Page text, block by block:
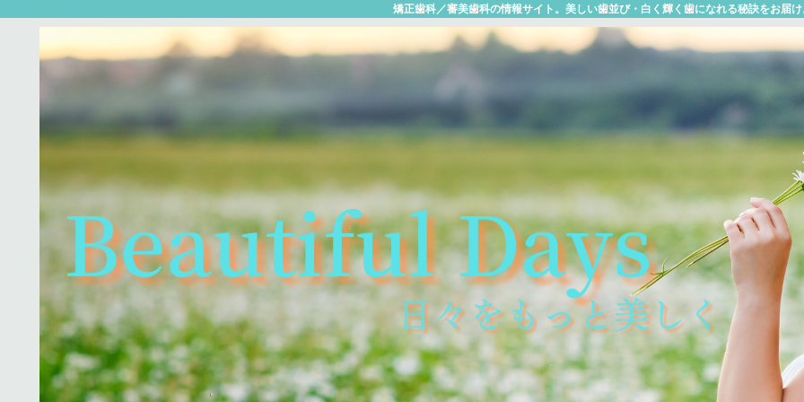
矯正歯科／審美歯科の情報サイト。美しい歯並び・白く輝く歯になれる秘訣をお届